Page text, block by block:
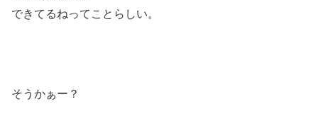
できてるねってことらしい。
そうかぁー？